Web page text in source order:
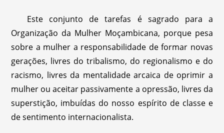
Este conjunto de tarefas é sagrado para a
Organização da Mulher Moçambicana, porque pesa
sobre a mulher a responsabilidade de formar novas
gerações, livres do tribalismo, do regionalismo e do
racismo, livres da mentalidade arcaica de oprimir a
mulher ou aceitar passivamente a opressão, livres da
superstição, imbuídas do nosso espírito de classe e
de sentimento internacionalista.